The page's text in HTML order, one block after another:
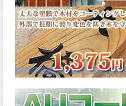
入はこちらから。
2026.03.03
木の素材感はそのまま活か
し、汚れや日焼け・黄ばみを
防ぐことができる、白木肌2が
新しく販売開始致しました。
2026.03.03